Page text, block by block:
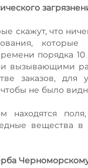
скажут, что
порядка
вызывающими
заказов, для
не было
вещества